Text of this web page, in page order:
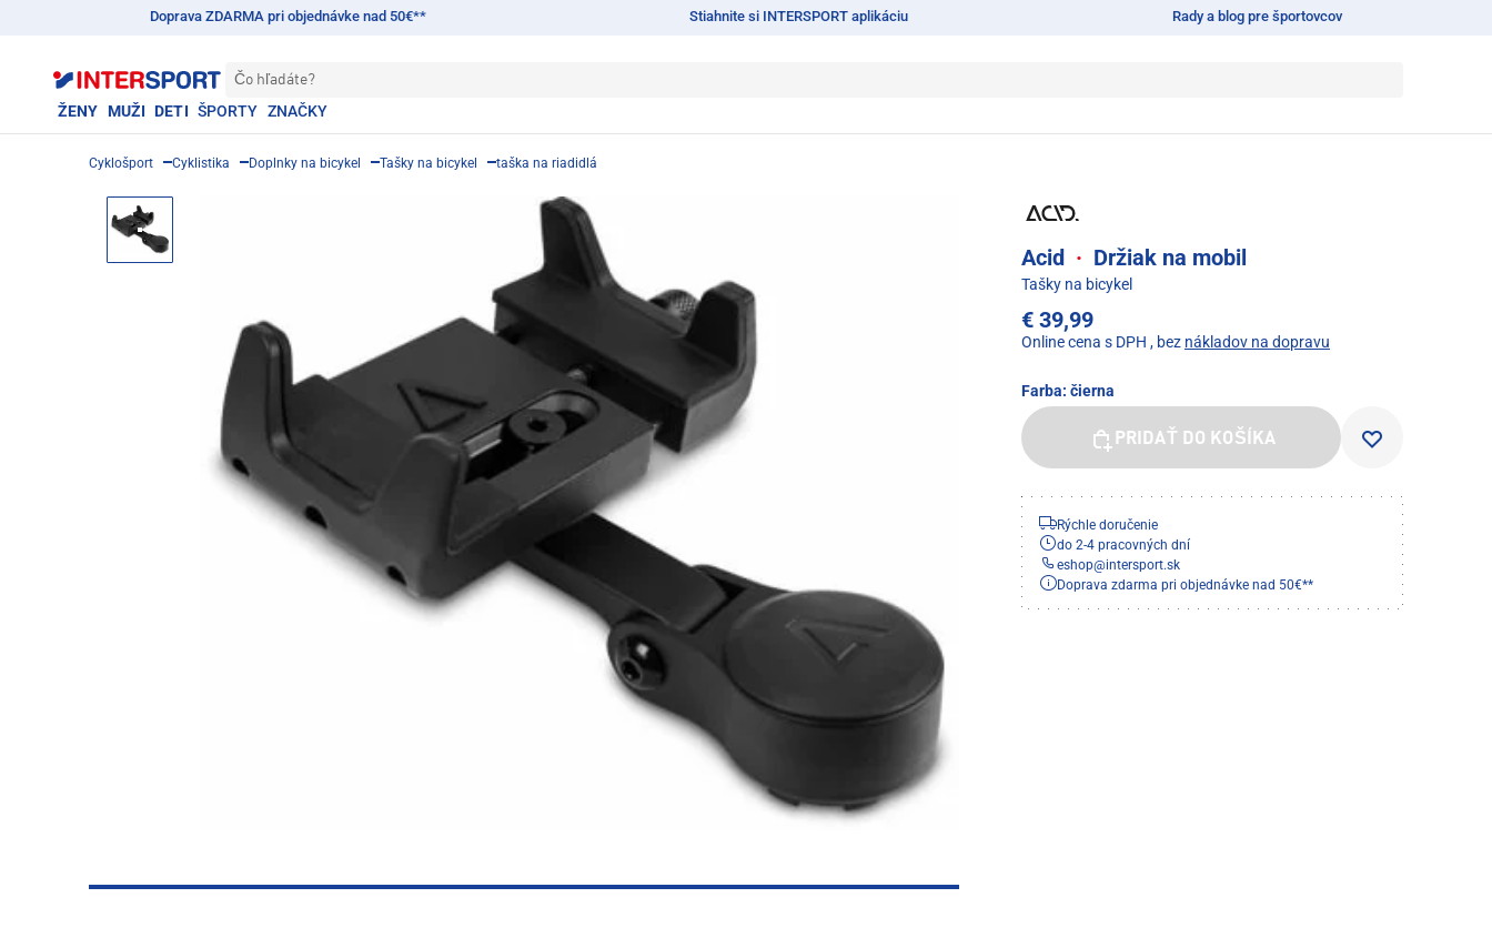
Doprava ZDARMA pri objednávke nad 50€** Stiahnite si INTERSPORT aplikáciu Rady a blog pre športovcov
Čo hľadáte?
ŽENY MUŽI DETI ŠPORTY ZNAČKY
Cyklošport Cyklistika Doplnky na bicykel Tašky na bicykel taška na riadidlá
Acid · Držiak na mobil
Tašky na bicykel
€ 39,99
Online cena s DPH , bez nákladov na dopravu
Farba: čierna
PRIDAŤ DO KOŠÍKA
Rýchle doručenie
do 2-4 pracovných dní
eshop@intersport.sk
Doprava zdarma pri objednávke nad 50€**